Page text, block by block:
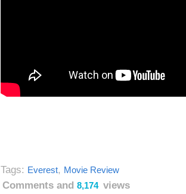
Tags: Everest, Movie Review
Comments and 8,174 views